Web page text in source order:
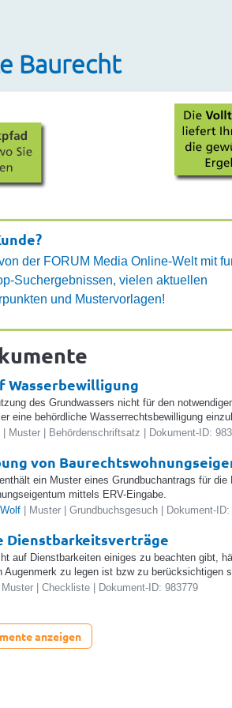
Baurecht
der FORUM Media Online-Welt mit
Suchergebnissen, vielen aktuellen
und Mustervorlagen!
Wasserbewilligung
des Grundwassers nicht für den
eine behördliche Wasserrechtsbewilligung
| Muster | Behördenschriftsatz | Dokument-ID:
von
ein Muster eines Grundbuchantrags für
mittels ERV-Eingabe.
| Muster | Grundbuchsgesuch | Dokument-ID:
Dienstbarkeitsverträge
auf Dienstbarkeiten einiges zu beachten gibt,
Augenmerk zu legen ist bzw zu berücksichtigen
| Checkliste | Dokument-ID: 983779
anzeigen